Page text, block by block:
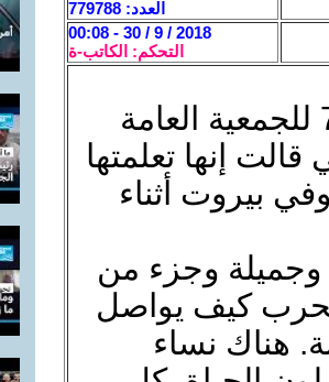
العدد: 779788
2018 / 9 / 30 - 00:08
التحكم: الكاتب-ة
في المداولات العامة للدورة الـ73 للجمعية العامة
قالت إنها تعلمتها
بيروت أثناء
وجميلة وجزء من
كيف يواصل
هناك نساء